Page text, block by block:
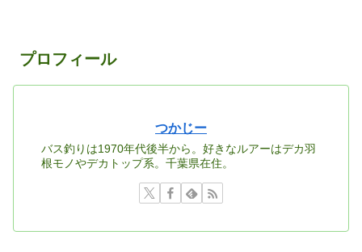
プロフィール
つかじー
バス釣りは1970年代後半から。好きなルアーはデカ羽
根モノやデカトップ系。千葉県在住。